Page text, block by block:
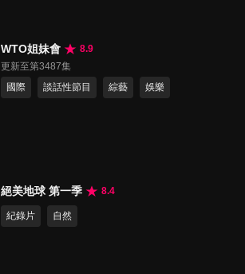
WTO姐妹會
8.9
更新至第3487集
國際
談話性節目 綜藝 娛樂
絕美地球 第一季 8.4
紀錄片 自然